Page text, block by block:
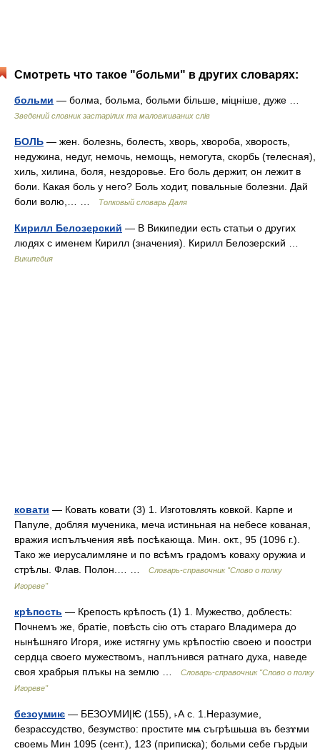
Смотреть что такое "больми" в других словарях:
больми — болма, больма, больми більше, міцніше, дуже …
Зведений словник застарілих та маловживаних слів
БОЛЬ — жен. болезнь, болесть, хворь, хвороба, хворость,
недужина, недуг, немочь, немощь, немогута, скорбь (телесная),
хиль, хилина, боля, нездоровье. Его боль держит, он лежит в
боли. Какая боль у него? Боль ходит, повальные болезни. Дай
боли волю,… …
Толковый словарь Даля
Кирилл Белозерский — В Википедии есть статьи о других
людях с именем Кирилл (значения). Кирилл Белозерский …
Википедия
ковати — Ковать ковати (3) 1. Изготовлять ковкой. Карпе и
Папуле, добляя мученика, меча истиньная на небесе кованая,
вражия испълъчения явѣ посѣкающа. Мин. окт., 95 (1096 г.).
Тако же иерусалимляне и по всѣмъ градомъ коваху оружиа и
стрѣлы. Флав. Полон.… …
Словарь-справочник "Слово о полку
Игореве"
крѣпость — Крепость крѣпость (1) 1. Мужество, доблесть:
Почнемъ же, братіе, повѣсть сію отъ стараго Владимера до
нынѣшняго Игоря, иже истягну умь крѣпостію своею и поостри
сердца своего мужествомъ, наплънився ратнаго духа, наведе
своя храбрыя плъкы на землю …
Словарь-справочник "Слово о полку
Игореве"
безоумиѥ — БЕЗОУМИ|Ѥ (155), ˫А с. 1.Неразумие,
безрассудство, безумство: простите мѩ съгрѣшьша въ безɤми
своемь Мин 1095 (сент.), 123 (приписка); больми себе гърдыи